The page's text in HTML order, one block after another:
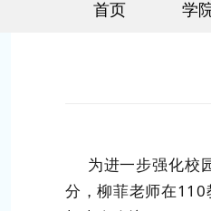
首页 学
为进一步强化校
分，柳菲老师在